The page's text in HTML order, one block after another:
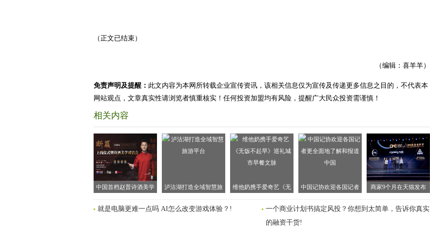
（正文已结束）
（编辑：喜羊羊）
免责声明及提醒： 此文内容为本网所转载企业宣传资讯，该相关信息仅为宣传及传递更多信息之目的，不代表本
网站观点，文章真实性请浏览者慎重核实！任何投资加盟均有风险，提醒广大民众投资需谨慎！
相关内容
中国首档赵普诗酒美学
文化节目《断篇》硬核
启动
泸沽湖打造全域智慧旅
游平台
维他奶携手爱奇艺《无
饭不起早》巡礼城市早
餐文脉
中国记协欢迎各国记者
更全面地了解和报道中
国
商家9个月在天猫发布
9000万款新品 新品促增
长成全球企业共识
就是电脑更难一点吗 AI怎么改变游戏体验？!
一个商业计划书搞定风投？你想到太简单，告诉你真实
的融资干货!